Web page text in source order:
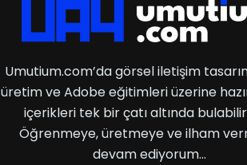
Umutium.com’da görsel iletişim
üretim ve Adobe eğitimleri üzerine
içerikleri tek bir çatı altında
Öğrenmeye, üretmeye ve ilham
devam ediyorum…